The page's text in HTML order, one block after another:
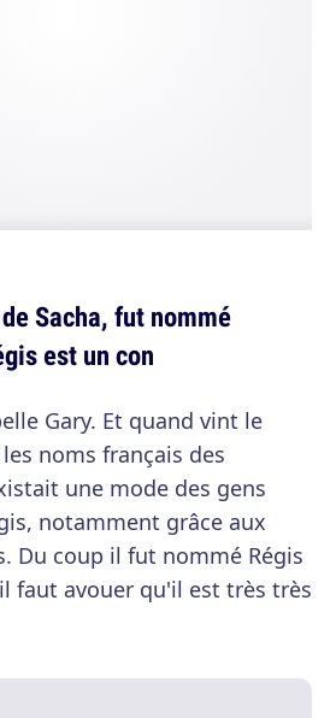
Sacha, fut nommé
est un con
Gary. Et quand vint le
noms français des
une mode des gens
notamment grâce aux
Du coup il fut nommé Régis
faut avouer qu'il est très très